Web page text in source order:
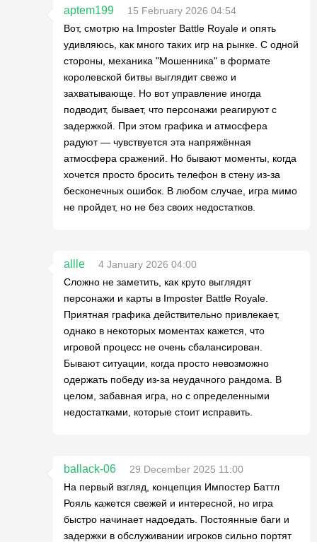
aptem199
15 February 2026 04:54
Вот, смотрю на Imposter Battle Royale и опять
удивляюсь, как много таких игр на рынке. С одной
стороны, механика "Мошенника" в формате
королевской битвы выглядит свежо и
захватывающе. Но вот управление иногда
подводит, бывает, что персонажи реагируют с
задержкой. При этом графика и атмосфера
радуют — чувствуется эта напряжённая
атмосфера сражений. Но бывают моменты, когда
хочется просто бросить телефон в стену из-за
бесконечных ошибок. В любом случае, игра мимо
не пройдет, но не без своих недостатков.
allle
4 January 2026 04:00
Сложно не заметить, как круто выглядят
персонажи и карты в Imposter Battle Royale.
Приятная графика действительно привлекает,
однако в некоторых моментах кажется, что
игровой процесс не очень сбалансирован.
Бывают ситуации, когда просто невозможно
одержать победу из-за неудачного рандома. В
целом, забавная игра, но с определенными
недостатками, которые стоит исправить.
ballack-06
29 December 2025 11:00
На первый взгляд, концепция Импостер Баттл
Рояль кажется свежей и интересной, но игра
быстро начинает надоедать. Постоянные баги и
задержки в обслуживании игроков сильно портят